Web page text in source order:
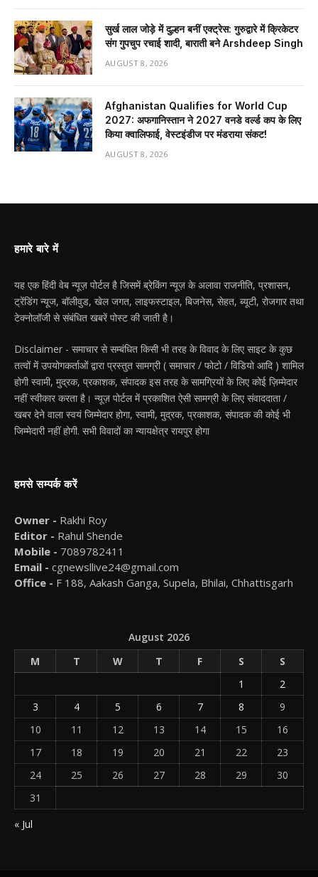
सुर्ख लाल जोड़े में दुल्हन बनीं एक्ट्रेस: गुरुद्वारे में क्रिकेटर
संग गुपचुप रचाई शादी, बाराती बने Arshdeep Singh
AUGUST 8, 2026
Afghanistan Qualifies for World Cup
2027: अफगानिस्तान ने 2027 वनडे वर्ल्ड कप के लिए
किया क्वालिफाई, वेस्टइंडीज पर मंडराया संकट!
AUGUST 8, 2026
हमारे बारे में
यह एक हिंदी वेब न्यूज़ पोर्टल है जिसमें ब्रेकिंग न्यूज़ के अलावा राजनीति, प्रशासन,
ट्रेंडिंग न्यूज, बॉलीवुड, खेल जगत, लाइफस्टाइल, बिजनेस, सेहत, ब्यूटी, रोजगार तथा
टेक्नोलॉजी से संबंधित खबरें पोस्ट की जाती है।
Disclaimer - समाचार से सम्बंधित किसी भी तरह के विवाद के लिए साइट के कुछ
तत्वों में उपयोगकर्ताओं द्वारा प्रस्तुत सामग्री ( समाचार / फोटो / विडियो आदि ) शामिल
होगी स्वामी, मुद्रक, प्रकाशक, संपादक इस तरह के सामग्रियों के लिए कोई ज़िम्मेदार
नहीं स्वीकार करता है। न्यूज़ पोर्टल में प्रकाशित ऐसी सामग्री के लिए संवाददाता /
खबर देने वाला स्वयं जिम्मेदार होगा, स्वामी, मुद्रक, प्रकाशक, संपादक की कोई भी
जिम्मेदारी नहीं होगी. सभी विवादों का न्यायक्षेत्र रायपुर होगा
हमसे सम्पर्क करें
Owner - Rakhi Roy
Editor - Rahul Shende
Mobile - 7089782411
Email - cgnewsllive24@gmail.com
Office - F 188, Aakash Ganga, Supela, Bhilai, Chhattisgarh
August 2026
M
T W T F S
S
1
2
3
4 5 6 7 8
9
10
11 12 13 14 15
16
17
18 19 20 21 22
23
24
25 26 27 28 29
30
31
« Jul